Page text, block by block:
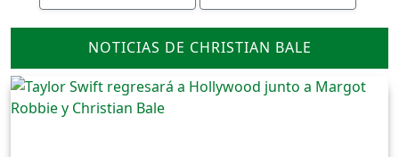
NOTICIAS DE CHRISTIAN BALE